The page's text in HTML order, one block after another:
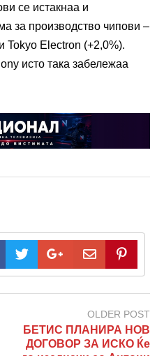
се истакнаа и
за производство чипови –
Tokyo Electron (+2,0%).
исто така забележаа
OLDER POST
БЕТИС ПЛАНИРА НОВ
ДОГОВОР ЗА ИСКО Ќе